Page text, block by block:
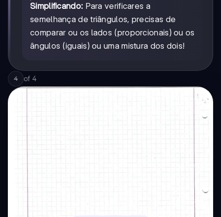
Simplificando: Para verificares a
semelhança de triângulos, precisas de
comparar ou os lados (proporcionais) ou os
ângulos (iguais) ou uma mistura dos dois!
4 of 4